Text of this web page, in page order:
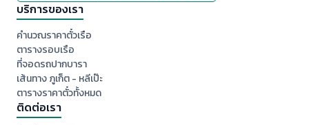
บริการของเรา
คำนวณราคาตั๋วเรือ
ตารางรอบเรือ
ที่จอดรถปากบารา
เส้นทาง ภูเก็ต - หลีเป๊ะ
ตารางราคาตั๋วทั้งหมด
ติดต่อเรา